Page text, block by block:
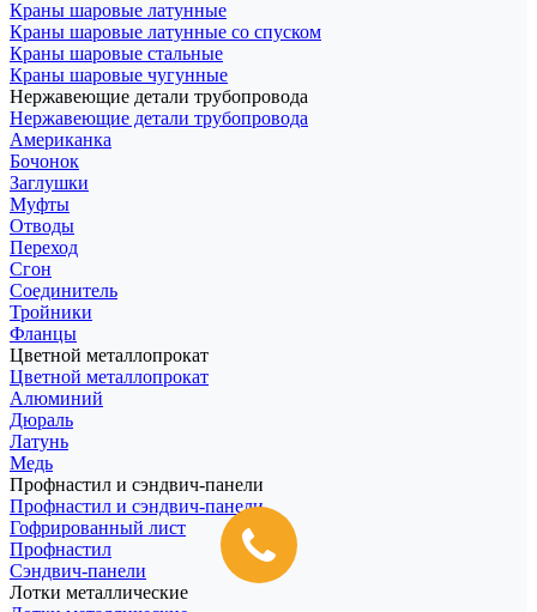
Краны шаровые латунные
Краны шаровые латунные со спуском
Краны шаровые стальные
Краны шаровые чугунные
Нержавеющие детали трубопровода
Нержавеющие детали трубопровода
Американка
Бочонок
Заглушки
Муфты
Отводы
Переход
Сгон
Соединитель
Тройники
Фланцы
Цветной металлопрокат
Цветной металлопрокат
Алюминий
Дюраль
Латунь
Медь
Профнастил и сэндвич-панели
Профнастил и сэндвич-панели
Гофрированный лист
Профнастил
Сэндвич-панели
Лотки металлические